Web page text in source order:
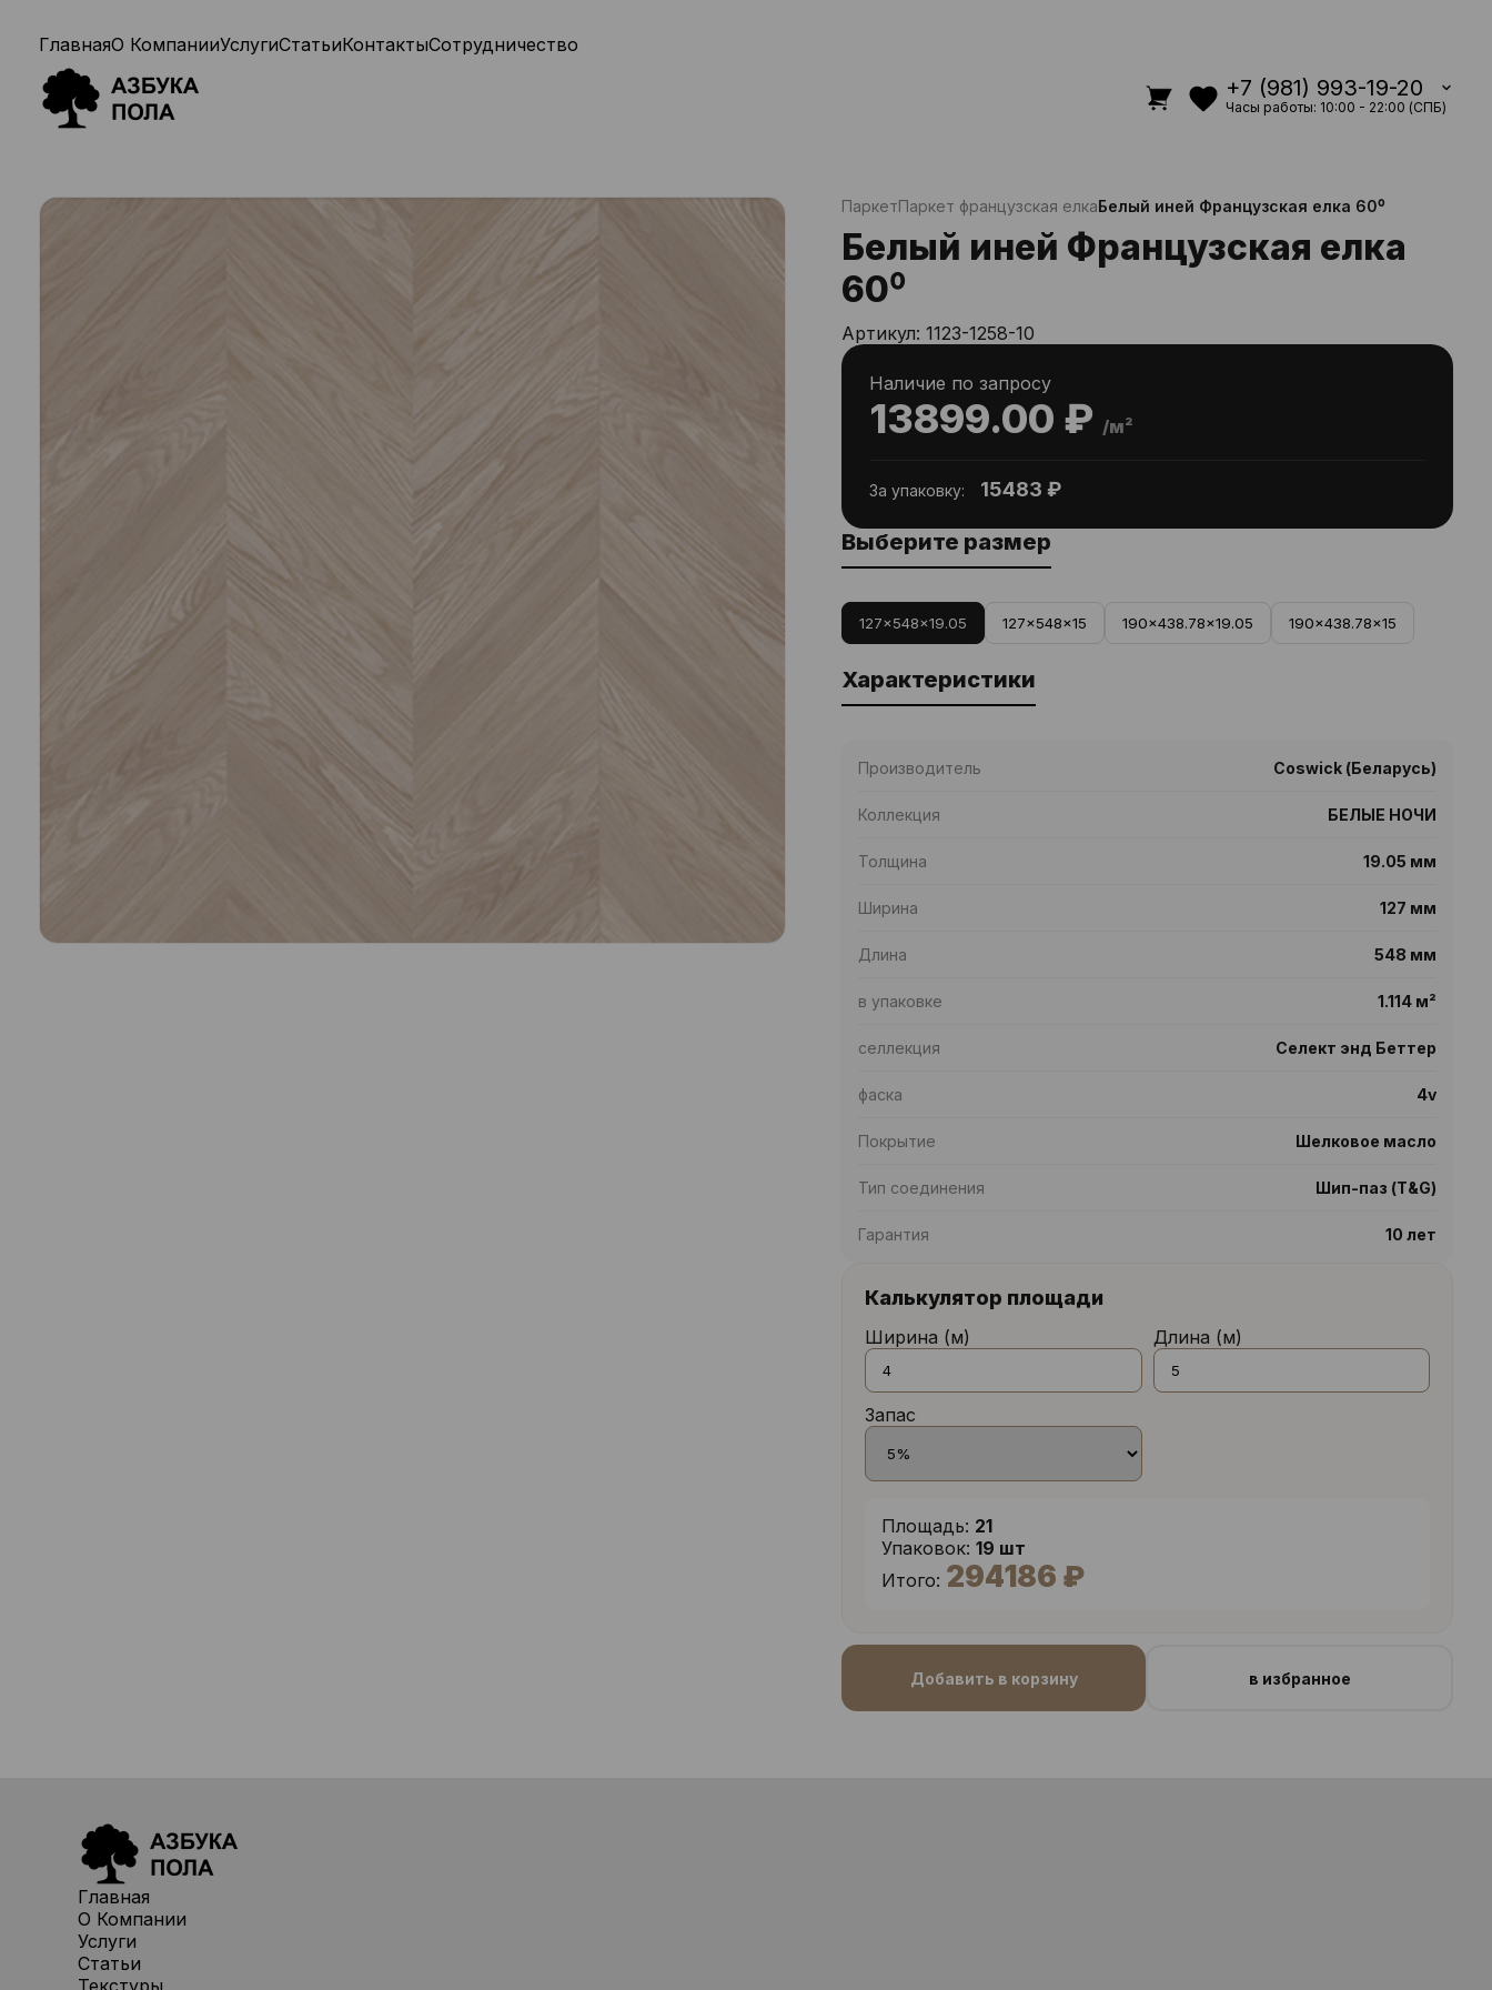
+7 (981) 993-19-20
Часы работы: 10:00 - 22:00 (СПБ)
ГлавнаяО КомпанииУслугиСтатьиКонтактыСотрудничество
ПаркетПаркет французская елкаБелый иней Французская елка 60⁰
Белый иней Французская елка
60⁰
Артикул:1123-1258-10
13899.00 ₽ /м²
Наличие по запросу
За упаковку: 15483 ₽
Выберите размер
127x548x19.05 127x548x15 190x438.78x19.05 190x438.78x15
Характеристики
Производитель Coswick (Беларусь)
Коллекция БЕЛЫЕ НОЧИ
Толщина 19.05 мм
Ширина 127 мм
Длина 548 мм
в упаковке 1.114 м²
селлекция Селект энд Беттер
фаска 4v
Покрытие Шелковое масло
Тип соединения Шип-паз (T&G)
Гарантия 10 лет
Калькулятор площади
Ширина (м) Длина (м)
Запас
Площадь: 21
Упаковок: 19 шт
Итого: 294186 ₽
Добавить в корзину в избранное
Главная
О Компании
Услуги
Статьи
Текстуры